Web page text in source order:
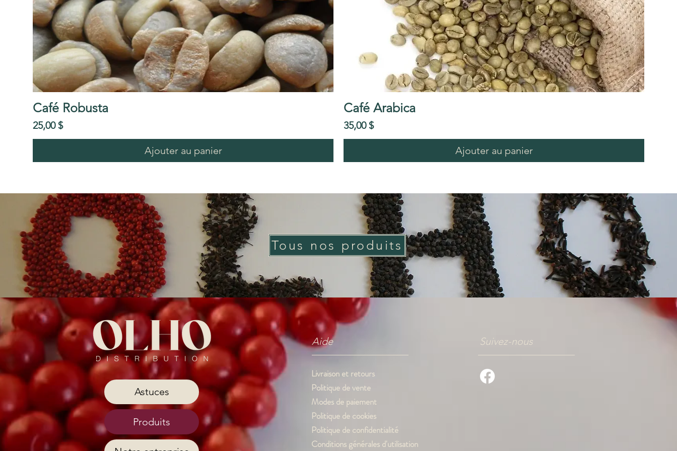
Café Robusta
Prix
25,00 $
Ajouter au panier
Café Arabica
Prix
35,00 $
Ajouter au panier
Tous nos produits
Astuces
Produits
Aide
Livraison et retours
Politique de vente
Modes de paiement
Politique de cookies
Politique de confidentialité
Conditions générales d'utilisation
Suivez-nous